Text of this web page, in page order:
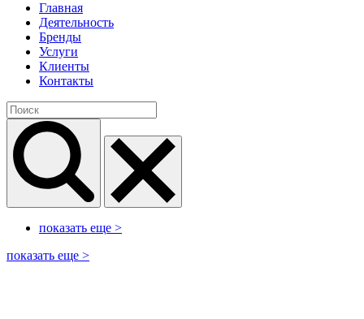
Главная
Деятельность
Бренды
Услуги
Клиенты
Контакты
показать еще >
показать еще >